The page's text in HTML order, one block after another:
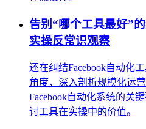
告别“哪个工具最好”
实操反常识观察
还在纠结Facebook自动化
角度，深入剖析规模化运
Facebook自动化系统的关
讨工具在实操中的价值。